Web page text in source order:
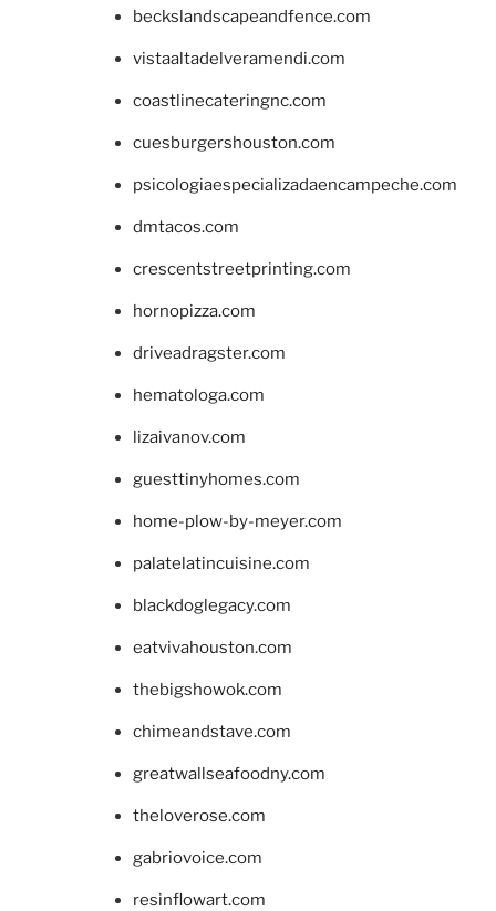
beckslandscapeandfence.com
vistaaltadelveramendi.com
coastlinecateringnc.com
cuesburgershouston.com
psicologiaespecializadaencampeche.com
dmtacos.com
crescentstreetprinting.com
hornopizza.com
driveadragster.com
hematologa.com
lizaivanov.com
guesttinyhomes.com
home-plow-by-meyer.com
palatelatincuisine.com
blackdoglegacy.com
eatvivahouston.com
thebigshowok.com
chimeandstave.com
greatwallseafoodny.com
theloverose.com
gabriovoice.com
resinflowart.com